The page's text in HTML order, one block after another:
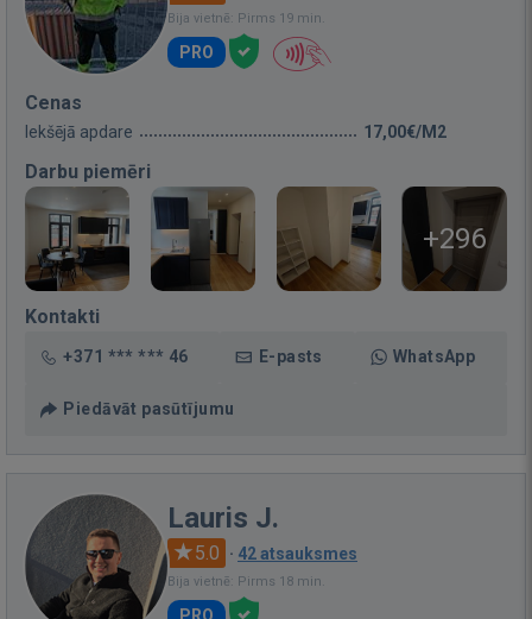
Bija vietnē: Pirms 19 min.
PRO
Cenas
Iekšējā apdare 17,00€/M2
Darbu piemēri
+296
Kontakti
+371 *** *** 46 E-pasts WhatsApp
Piedāvāt pasūtījumu
Lauris J.
5.0 · 42 atsauksmes
Bija vietnē: Pirms 18 min.
PRO